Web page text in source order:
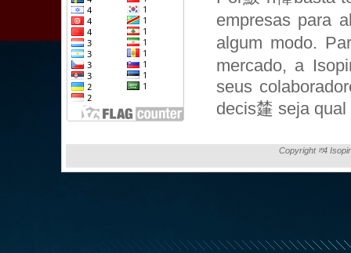
empresas para
algum modo.
mercado, a
seus
decis㯬 seja
Copyright ⰱ4